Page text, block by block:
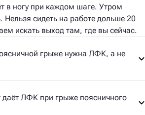
в ногу при каждом шаге. Утром
Нельзя сидеть на работе дольше 20
искать выход там, где вы сейчас.
грыже нужна ЛФК, а не
даёт ЛФК при грыже поясничного